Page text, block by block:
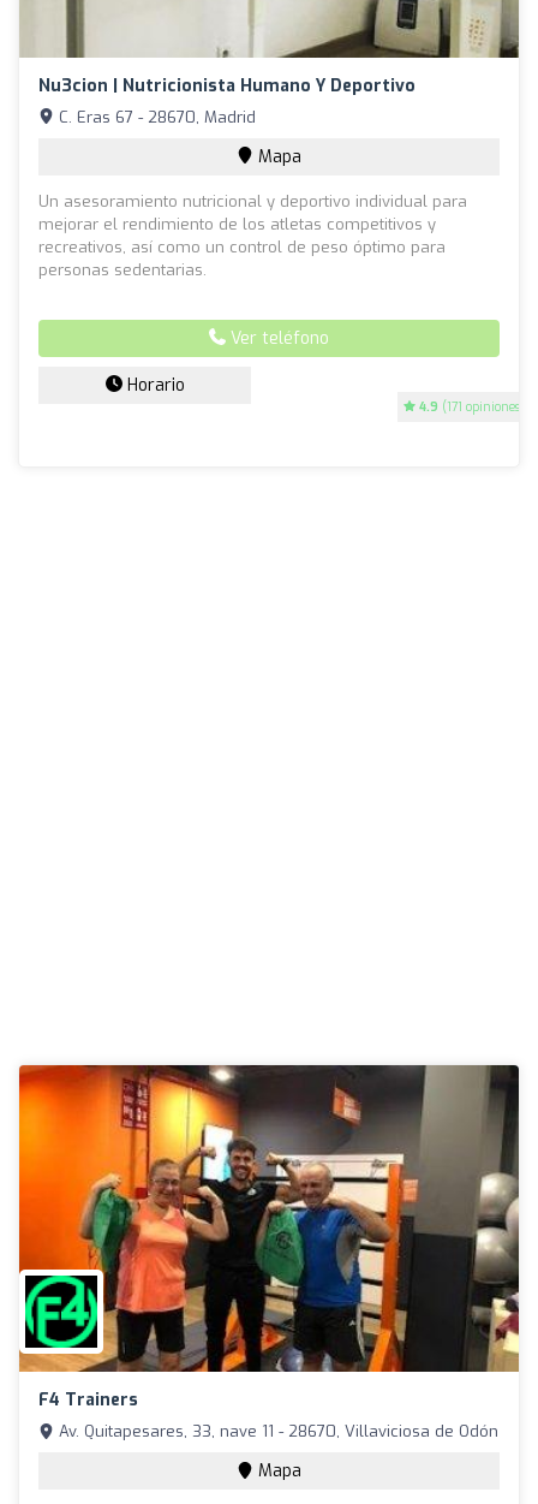
Nu3cion | Nutricionista Humano Y Deportivo
4.9 (171 opiniones)
C. Eras 67 - 28670, Madrid
Mapa
Un asesoramiento nutricional y deportivo individual para
mejorar el rendimiento de los atletas competitivos y
recreativos, así como un control de peso óptimo para
personas sedentarias.
Ver teléfono
Horario
F4 Trainers
Av. Quitapesares, 33, nave 11 - 28670, Villaviciosa de Odón
Mapa